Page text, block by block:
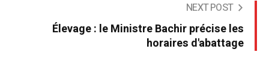
NEXT POST
Élevage : le Ministre Bachir précise les
horaires d'abattage